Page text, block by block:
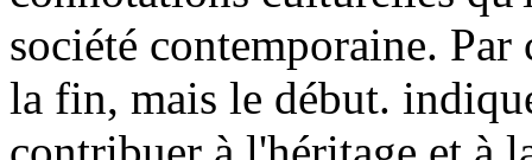
société contemporaine.
la fin, mais le début.